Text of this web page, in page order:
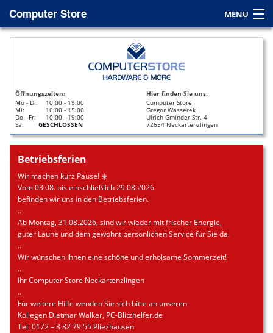
Computer Store MENU
Home
Leasing
Datenrettung
Öffnungszeiten:
Mo - Di:
10:00 - 19:00
Mi:
10:00 - 15:00
Do - Fr:
10:00 - 19:00
Sa:
GESCHLOSSEN
Hier finden Sie uns:
Computer Store
Gregor Wasserek
Ulrich Gminder Str. 4
72654 Neckartenzlingen
Betriebsferien
Wir machen kurz Pause! ☀️
Vom 03.08. bis einschließlich 29.08.2026
befinden wir uns in den Betriebsferien.
..
Ab Montag, 31.08.2026, sind wir wieder mit frischer Energie,
guter Laune und dem gewohnt persönlichen Service für Sie da.
..
Wir wünschen Ihnen eine schöne und erholsame Sommerzeit!
..
Ihr Computer Store Neckartenzlingen
..
Für weitere Hilfe wenden Sie sich bitte an unseren
Kollegen Dietmar Walker, PC-Blitzhelfer.de
Tel. 0172 – 8 82 79 55 Pliezhausen